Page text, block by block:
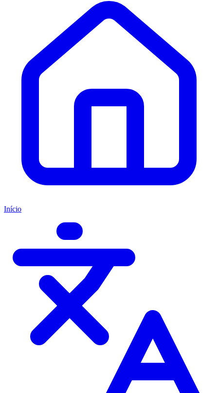
Início